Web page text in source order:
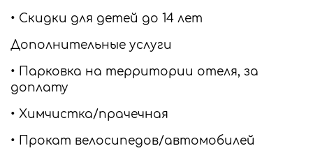
• Скидки для детей до 14 лет
Дополнительные услуги
• Парковка на территории отеля, за
доплату
• Химчистка/прачечная
• Прокат велосипедов/автомобилей